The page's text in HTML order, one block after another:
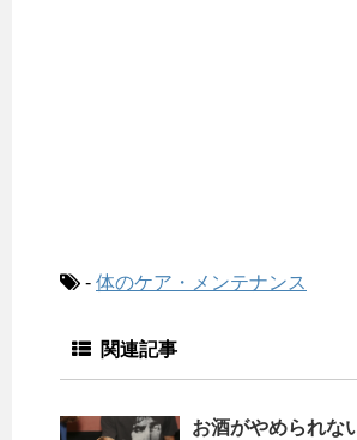
- 体のケア・メンテナンス
関連記事
お酒がやめられな